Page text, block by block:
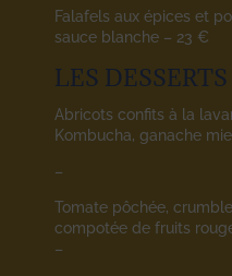
Falafels aux épices et
sauce blanche – 23 €
LES DESSERTS
Abricots confits à la
Kombucha, ganache
–
Tomate pôchée, crumble
compotée de fruits
–